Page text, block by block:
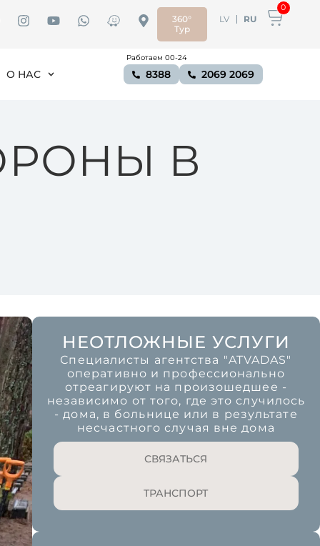
360°
Тур
LV RU
0
О НАС 8388 2069 2069
Работаем 00-24
В
НЕОТЛОЖНЫЕ УСЛУГИ
Специалисты агентства "ATVADAS"
оперативно и профессионально
отреагируют на произошедшее -
независимо от того, где это случилось
- дома, в больнице или в результате
несчастного случая вне дома
СВЯЗАТЬСЯ
ТРАНСПОРТ